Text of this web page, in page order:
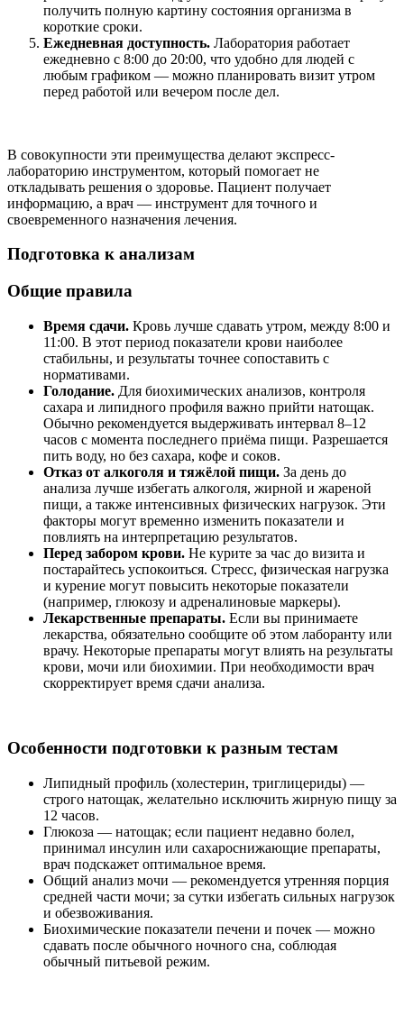
получить полную картину состояния организма в
короткие сроки.
Ежедневная доступность. Лаборатория работает
ежедневно с 8:00 до 20:00, что удобно для людей с
любым графиком — можно планировать визит утром
перед работой или вечером после дел.
В совокупности эти преимущества делают экспресс-
лабораторию инструментом, который помогает не
откладывать решения о здоровье. Пациент получает
информацию, а врач — инструмент для точного и
своевременного назначения лечения.
Подготовка к анализам
Общие правила
Время сдачи. Кровь лучше сдавать утром, между 8:00 и
11:00. В этот период показатели крови наиболее
стабильны, и результаты точнее сопоставить с
нормативами.
Голодание. Для биохимических анализов, контроля
сахара и липидного профиля важно прийти натощак.
Обычно рекомендуется выдерживать интервал 8–12
часов с момента последнего приёма пищи. Разрешается
пить воду, но без сахара, кофе и соков.
Отказ от алкоголя и тяжёлой пищи. За день до
анализа лучше избегать алкоголя, жирной и жареной
пищи, а также интенсивных физических нагрузок. Эти
факторы могут временно изменить показатели и
повлиять на интерпретацию результатов.
Перед забором крови. Не курите за час до визита и
постарайтесь успокоиться. Стресс, физическая нагрузка
и курение могут повысить некоторые показатели
(например, глюкозу и адреналиновые маркеры).
Лекарственные препараты. Если вы принимаете
лекарства, обязательно сообщите об этом лаборанту или
врачу. Некоторые препараты могут влиять на результаты
крови, мочи или биохимии. При необходимости врач
скорректирует время сдачи анализа.
Особенности подготовки к разным тестам
Липидный профиль (холестерин, триглицериды) —
строго натощак, желательно исключить жирную пищу за
12 часов.
Глюкоза — натощак; если пациент недавно болел,
принимал инсулин или сахароснижающие препараты,
врач подскажет оптимальное время.
Общий анализ мочи — рекомендуется утренняя порция
средней части мочи; за сутки избегать сильных нагрузок
и обезвоживания.
Биохимические показатели печени и почек — можно
сдавать после обычного ночного сна, соблюдая
обычный питьевой режим.